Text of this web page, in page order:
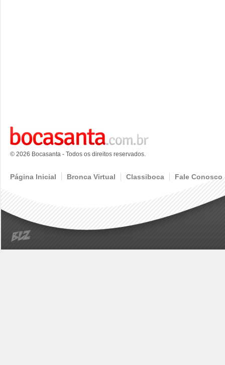
© 2026 Bocasanta - Todos os direitos reservados.
Página Inicial Bronca Virtual Classiboca Fale Conosco